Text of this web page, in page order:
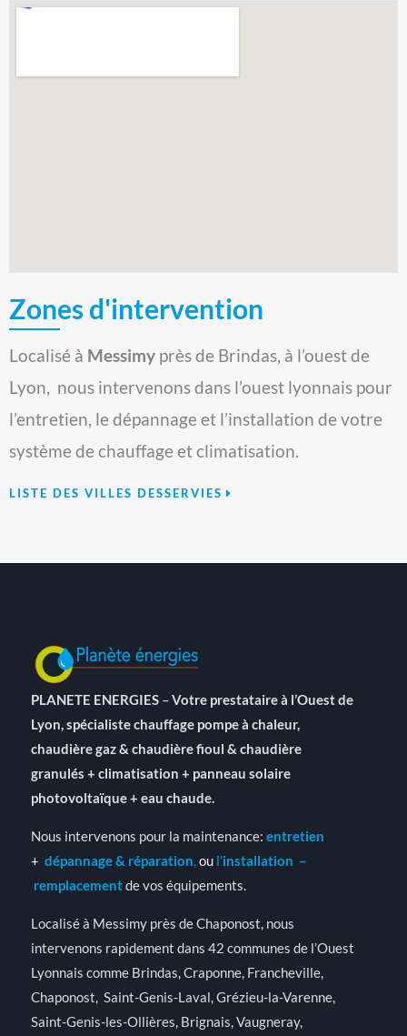
Zones d'intervention
Localisé à Messimy près de Brindas, à l’ouest de
Lyon, nous intervenons dans l’ouest lyonnais pour
l’entretien, le dépannage et l’installation de votre
système de chauffage et climatisation.
LISTE DES VILLES DESSERVIES
PLANETE ENERGIES –Votre prestataire à l’Ouest de
Lyon, spécialiste chauffage pompe à chaleur,
chaudière gaz & chaudière fioul & chaudière
granulés + climatisation + panneau solaire
photovoltaïque + eau chaude.
Nous intervenons pour la maintenance: entretien
+ dépannage & réparation ou l’installation –
remplacementde vos équipements.
Localisé à Messimy près de Chaponost, nous
intervenons rapidement dans 42 communes de l’Ouest
Lyonnais comme Brindas, Craponne, Francheville,
Chaponost, Saint-Genis-Laval, Grézieu-la-Varenne,
Saint-Genis-les-Ollières, Brignais, Vaugneray,